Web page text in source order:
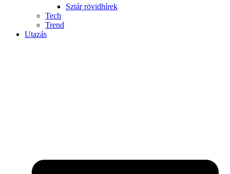
Sztár rövidhírek
Tech
Trend
Utazás